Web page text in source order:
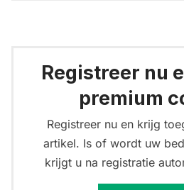
Registreer nu
premium
Registreer nu en krijg
artikel. Is of wordt uw
krijgt u na registratie